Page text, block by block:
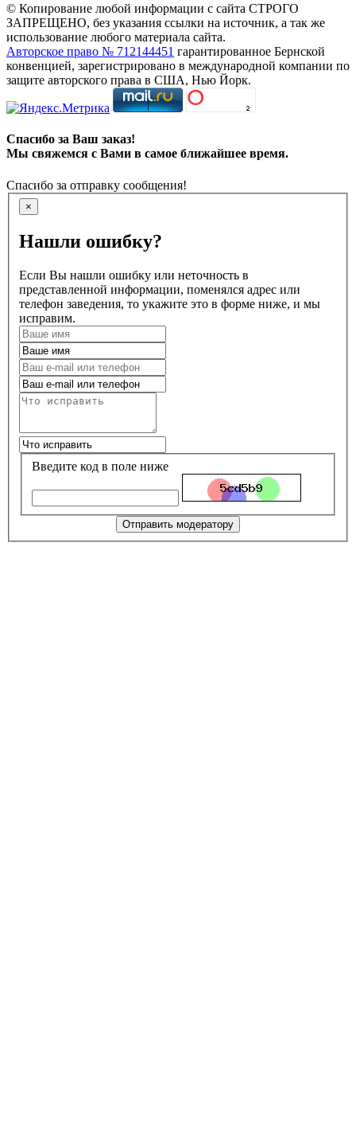
© Копирование любой информации с сайта СТРОГО
ЗАПРЕЩЕНО, без указания ссылки на источник, а так же
использование любого материала сайта.
Авторское право № 712144451 гарантированное Бернской
конвенцией, зарегистрировано в международной компании по
защите авторского права в США, Нью Йорк.
Спасибо за Ваш заказ!
Мы свяжемся с Вами в самое ближайшее время.
Спасибо за отправку сообщения!
×
Нашли ошибку?
Если Вы нашли ошибку или неточность в
представленной информации, поменялся адрес или
телефон заведения, то укажите это в форме ниже, и мы
исправим.
Введите код в поле ниже
Отправить модератору